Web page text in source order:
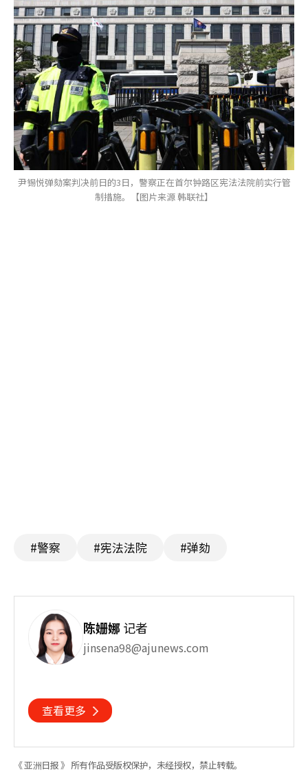
尹锡悦弹劾案判决前日的3日，警察正在首尔钟路区宪法法院前实行管
制措施。【图片来源 韩联社】
#警察 #宪法法院 #弹劾
陈姗娜记者
jinsena98@ajunews.com
查看更多
《 亚洲日报 》 所有作品受版权保护，未经授权，禁止转载。